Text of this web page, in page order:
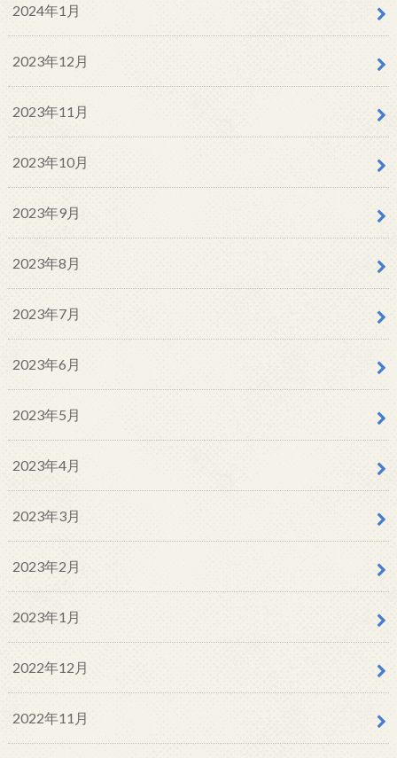
2024年1月
2023年12月
2023年11月
2023年10月
2023年9月
2023年8月
2023年7月
2023年6月
2023年5月
2023年4月
2023年3月
2023年2月
2023年1月
2022年12月
2022年11月